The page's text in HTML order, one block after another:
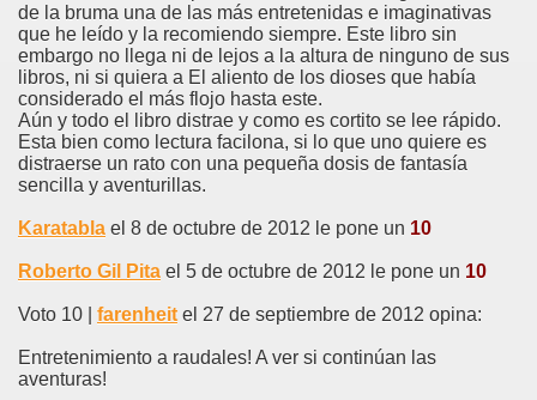
de la bruma una de las más entretenidas e imaginativas
que he leído y la recomiendo siempre. Este libro sin
embargo no llega ni de lejos a la altura de ninguno de sus
libros, ni si quiera a El aliento de los dioses que había
considerado el más flojo hasta este.
Aún y todo el libro distrae y como es cortito se lee rápido.
Esta bien como lectura facilona, si lo que uno quiere es
distraerse un rato con una pequeña dosis de fantasía
sencilla y aventurillas.
Karatabla el 8 de octubre de 2012 le pone un 10
Roberto Gil Pita el 5 de octubre de 2012 le pone un 10
Voto 10 | farenheit el 27 de septiembre de 2012 opina:
Entretenimiento a raudales! A ver si continúan las
aventuras!